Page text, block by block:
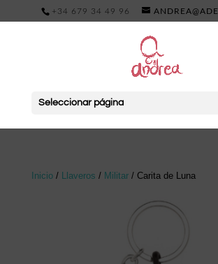
+34 679 34 49 96
Seleccionar página
Inicio/ Llaveros / Militar/ Carita de Luna